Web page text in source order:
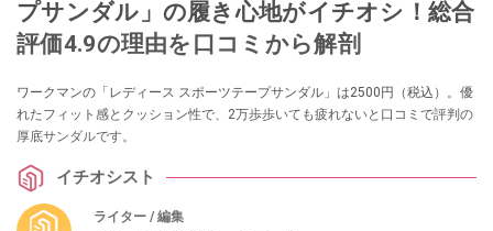
プサンダル」の履き心地がイチオシ！総合
評価4.9の理由を口コミから解剖
ワークマンの「レディース スポーツテープサンダル」は2500円（税込）。優
れたフィット感とクッション性で、2万歩歩いても疲れないと口コミで評判の
厚底サンダルです。
イチオシスト
ライター / 編集